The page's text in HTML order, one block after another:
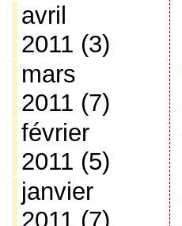
avril
2011 (3)
mars
2011 (7)
février
2011 (5)
janvier
2011 (7)